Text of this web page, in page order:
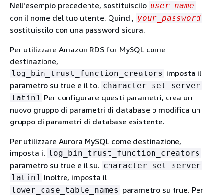
Nell'esempio precedente, sostituiscilo user_name
con il nome del tuo utente. Quindi, your_password
sostituiscilo con una password sicura.
Per utilizzare Amazon RDS for MySQL come
destinazione,
log_bin_trust_function_creators imposta il
parametro su true e il to. character_set_server
latin1 Per configurare questi parametri, crea un
nuovo gruppo di parametri di database o modifica un
gruppo di parametri di database esistente.
Per utilizzare Aurora MySQL come destinazione,
imposta il log_bin_trust_function_creators
parametro su true e il su. character_set_server
latin1 Inoltre, imposta il
lower_case_table_names parametro su true. Per